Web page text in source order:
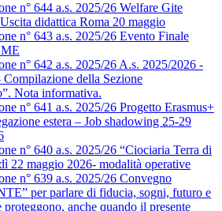
n° 644 a.s. 2025/26 Welfare Gite
didattica Roma 20 maggio
n° 643 a.s. 2025/26 Evento Finale
n° 642 a.s. 2025/26 A.s. 2025/2026 -
della Sezione
Nota informativa.
n° 641 a.s. 2025/26 Progetto Erasmus+
estera – Job shadowing 25-29
n° 640 a.s. 2025/26 “Ciociaria Terra di
22 maggio 2026- modalità operative
n° 639 a.s. 2025/26 Convegno
per parlare di fiducia, sogni, futuro e
proteggono, anche quando il presente